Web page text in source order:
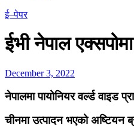
ई–पेपर
ईभी नेपाल
December 3, 2022
नेपालमा पायोनियर वर्ल्ड वाइड
चीनमा उत्पादन भएको अष्टियन